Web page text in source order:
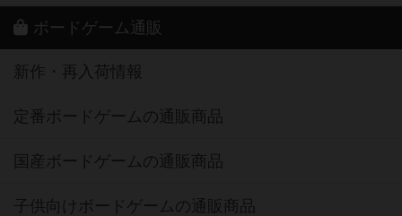
ボードゲーム通販
新作・再入荷情報
定番ボードゲームの通販商品
国産ボードゲームの通販商品
子供向けボードゲームの通販商品